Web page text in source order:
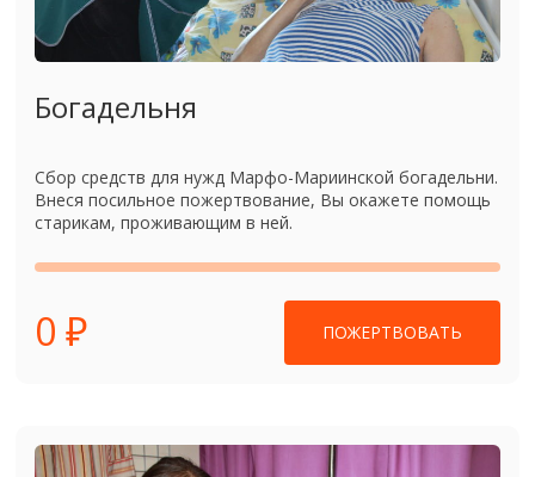
Богадельня
Сбор средств для нужд Марфо-Мариинской богадельни.
Внеся посильное пожертвование, Вы окажете помощь
старикам, проживающим в ней.
0 ₽ ПОЖЕРТВОВАТЬ